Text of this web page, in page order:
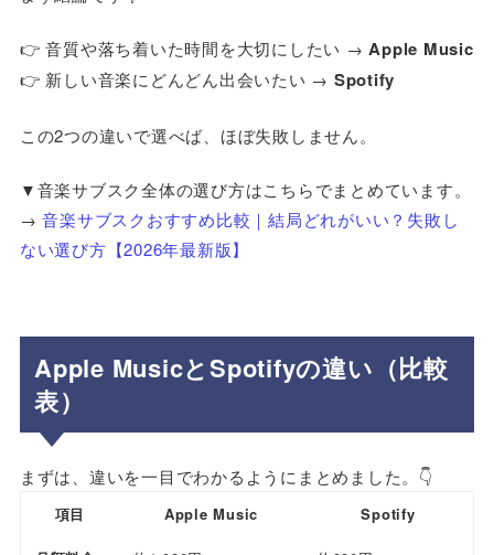
👉 音質や落ち着いた時間を大切にしたい →Apple Music
👉 新しい音楽にどんどん出会いたい → Spotify
この2つの違いで選べば、ほぼ失敗しません。
▼音楽サブスク全体の選び方はこちらでまとめています。
→音楽サブスクおすすめ比較｜結局どれがいい？失敗し
ない選び方【2026年最新版】
Apple MusicとSpotifyの違い（比較
表）
まずは、違いを一目でわかるようにまとめました。👇
項目 Apple Music Spotify